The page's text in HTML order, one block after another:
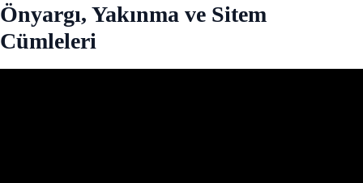
Önyargı, Yakınma ve Sitem
Cümleleri